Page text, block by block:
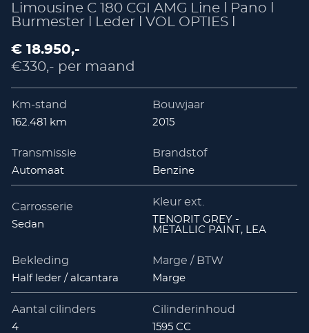
Limousine C 180 CGI AMG Line l Pano l
Burmester l Leder l VOL OPTIES l
€ 18.950,-
€330,- per maand
Km-stand
162.481 km
Bouwjaar
2015
Transmissie
Automaat
Brandstof
Benzine
Carrosserie
Sedan
Kleur ext.
TENORIT GREY -
METALLIC PAINT, LEA
Bekleding
Half leder / alcantara
Marge / BTW
Marge
Aantal cilinders
4
Cilinderinhoud
1595 CC